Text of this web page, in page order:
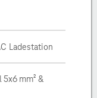
Ladestation
mm² &